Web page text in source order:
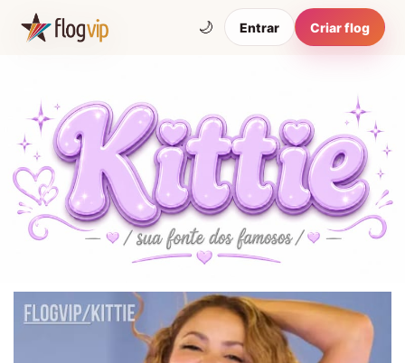
🌙 Entrar Criar flog